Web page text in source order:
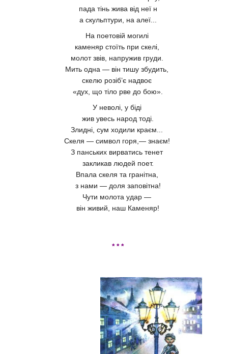
пада тінь жива від неї н
а скульптури, на алеї...
На поетовій могилі
каменяр стоїть при скелі,
молот звів, напружив груди.
Мить одна — він тишу збудить,
скелю розіб’є надвоє
«дух, що тіло рве до бою».
У неволі, у біді
жив увесь народ тоді.
Злидні, сум ходили краєм...
Скеля — символ горя,— знаєм!
З панських вирватись тенет
закликав людей поет.
Впала скеля та гранітна,
з нами — доля заповітна!
Чути молота удар —
він живий, наш Каменяр!
* * *